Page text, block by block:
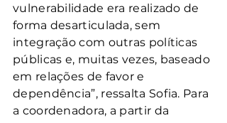
vulnerabilidade era realizado de
forma desarticulada, sem
integração com outras políticas
públicas e, muitas vezes, baseado
em relações de favor e
dependência”, ressalta Sofia. Para
a coordenadora, a partir da